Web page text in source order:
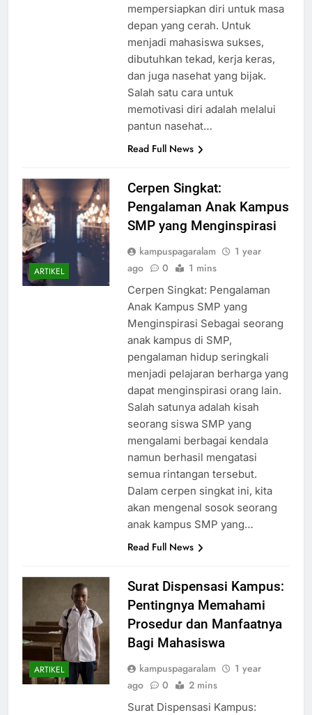
mempersiapkan diri untuk masa
depan yang cerah. Untuk
menjadi mahasiswa sukses,
dibutuhkan tekad, kerja keras,
dan juga nasehat yang bijak.
Salah satu cara untuk
memotivasi diri adalah melalui
pantun nasehat…
Read Full News
ARTIKEL
Cerpen Singkat:
Pengalaman Anak Kampus
SMP yang Menginspirasi
kampuspagaralam
1 year
ago
0 1 mins
Cerpen Singkat: Pengalaman
Anak Kampus SMP yang
Menginspirasi Sebagai seorang
anak kampus di SMP,
pengalaman hidup seringkali
menjadi pelajaran berharga yang
dapat menginspirasi orang lain.
Salah satunya adalah kisah
seorang siswa SMP yang
mengalami berbagai kendala
namun berhasil mengatasi
semua rintangan tersebut.
Dalam cerpen singkat ini, kita
akan mengenal sosok seorang
anak kampus SMP yang…
Read Full News
ARTIKEL
Surat Dispensasi Kampus:
Pentingnya Memahami
Prosedur dan Manfaatnya
Bagi Mahasiswa
kampuspagaralam
1 year
ago
0 2 mins
Surat Dispensasi Kampus: